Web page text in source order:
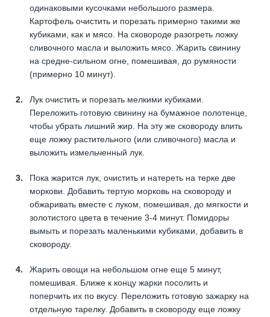
одинаковыми кусочками небольшого размера.
Картофель очистить и порезать примерно такими же
кубиками, как и мясо. На сковороде разогреть ложку
сливочного масла и выложить мясо. Жарить свинину
на средне-сильном огне, помешивая, до румяности
(примерно 10 минут).
Лук очистить и порезать мелкими кубиками.
Переложить готовую свинину на бумажное полотенце,
чтобы убрать лишний жир. На эту же сковороду влить
еще ложку растительного (или сливочного) масла и
выложить измельченный лук.
Пока жарится лук, очистить и натереть на терке две
моркови. Добавить тертую морковь на сковороду и
обжаривать вместе с луком, помешивая, до мягкости и
золотистого цвета в течение 3-4 минут. Помидоры
вымыть и порезать маленькими кубиками, добавить в
сковороду.
Жарить овощи на небольшом огне еще 5 минут,
помешивая. Ближе к концу жарки посолить и
поперчить их по вкусу. Переложить готовую зажарку на
отдельную тарелку. Добавить в сковороду еще ложку